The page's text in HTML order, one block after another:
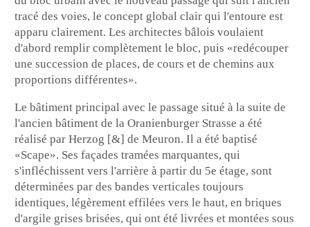
tracé des voies, le concept global clair qui l'entoure est
apparu clairement. Les architectes bâlois voulaient
d'abord remplir complètement le bloc, puis «redécouper
une succession de places, de cours et de chemins aux
proportions différentes».
Le bâtiment principal avec le passage situé à la suite de
l'ancien bâtiment de la Oranienburger Strasse a été
réalisé par Herzog [&] de Meuron. Il a été baptisé
«Scape». Ses façades tramées marquantes, qui
s'infléchissent vers l'arrière à partir du 5e étage, sont
déterminées par des bandes verticales toujours
identiques, légèrement effilées vers le haut, en briques
d'argile grises brisées, qui ont été livrées et montées sous